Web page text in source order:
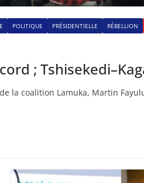
POLITIQUE PRÉSIDENTIELLE RÉBELLION
;
la coalition Lamuka, Martin